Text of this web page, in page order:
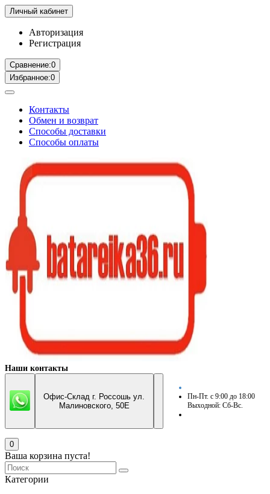
Личный кабинет
Авторизация
Регистрация
Сравнение:0
Избранное:0
Контакты
Обмен и возврат
Способы доставки
Способы оплаты
Наши контакты
Офис-Склад г. Россошь ул.
Малиновского, 50Е
Пн-Пт. с 9:00 до 18:00
Выходной: Сб-Вс.
0
Ваша корзина пуста!
Категории